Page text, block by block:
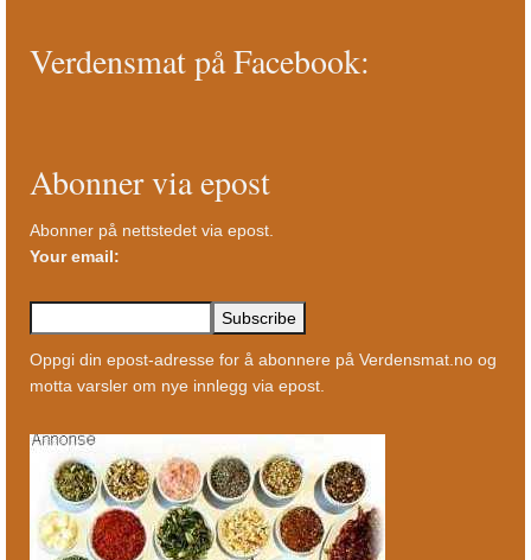
Verdensmat på Facebook:
Abonner via epost
Abonner på nettstedet via epost.
Your email:
Oppgi din epost-adresse for å abonnere på Verdensmat.no og
motta varsler om nye innlegg via epost.